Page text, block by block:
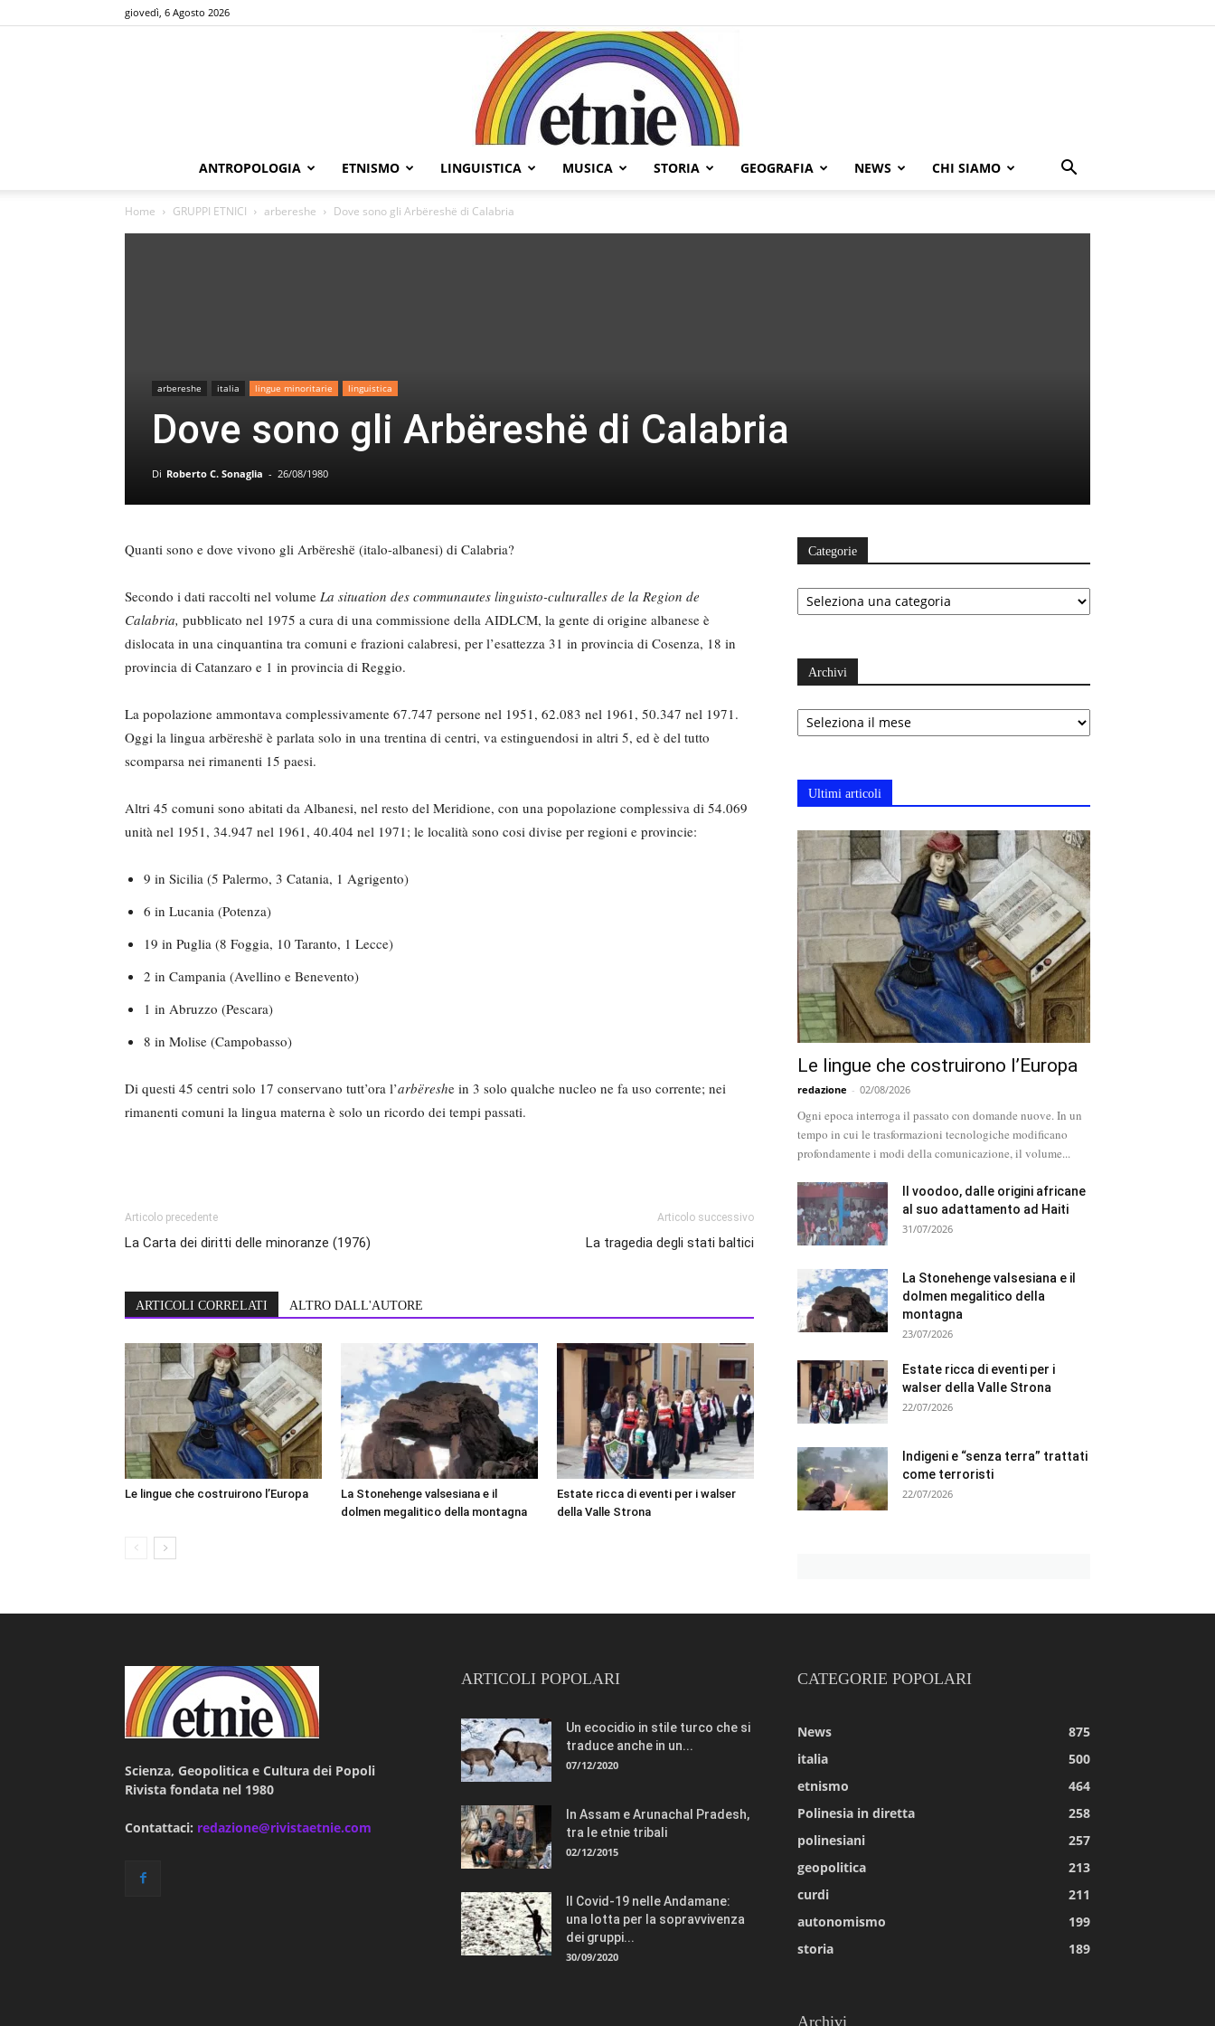
giovedì, 6 Agosto 2026
ANTROPOLOGIA ETNISMO LINGUISTICA MUSICA STORIA GEOGRAFIA NEWS CHI SIAMO
Home GRUPPI ETNICI arbereshe Dove sono gli Arbëreshë di Calabria
arbereshe italia lingue minoritarie linguistica
Dove sono gli Arbëreshë di Calabria
Di Roberto C. Sonaglia - 26/08/1980
Quanti sono e dove vivono gli Arbëreshë (italo-albanesi) di Ca­labria?
Secondo i dati raccolti nel volume La situation des communautes linguisto-culturalles de la Region de
Calabria, pubblicato nel 1975 a cura di una commissione della AIDLCM, la gente di origine al­banese è
dislocata in una cin­quantina tra comuni e frazioni calabresi, per l’esattezza 31 in provincia di Cosenza, 18 in
pro­vincia di Catanzaro e 1 in provin­cia di Reggio.
La popolazione ammontava complessivamente 67.747 persone nel 1951, 62.083 nel 1961, 50.347 nel 1971.
Oggi la lingua arbëreshë è parlata so­lo in una trentina di centri, va estinguendosi in altri 5, ed è del tutto
scomparsa nei rimanenti 15 paesi.
Altri 45 comuni sono abitati da Albanesi, nel resto del Meridio­ne, con una popolazione com­plessiva di 54.069
unità nel 1951, 34.947 nel 1961, 40.404 nel 1971; le località sono cosi divise per regioni e provincie:
9 in Sicilia (5 Palermo, 3 Cata­nia, 1 Agrigento)
6 in Lucania (Potenza)
19 in Puglia (8 Foggia, 10 Taran­to, 1 Lecce)
2 in Campania (Avellino e Benevento)
1 in Abruzzo (Pescara)
8 in Molise (Campobasso)
Di questi 45 centri solo 17 con­servano tutt’ora l’arbëreshe in 3 solo qualche nucleo ne fa uso corrente; nei
rimanenti comuni la lingua materna è solo un ri­cordo dei tempi passati.
Articolo precedente
La Carta dei diritti delle minoranze (1976)
Articolo successivo
La tragedia degli stati baltici
ARTICOLI CORRELATI ALTRO DALL'AUTORE
Le lingue che costruirono l’Europa
La Stonehenge valsesiana e il
dolmen megalitico della montagna
Estate ricca di eventi per i walser
della Valle Strona
Categorie
Categorie
Archivi
Archivi
Ultimi articoli
Le lingue che costruirono l’Europa
redazione - 02/08/2026
Ogni epoca interroga il passato con domande nuove. In un
tempo in cui le trasformazioni tecnologiche modificano
profondamente i modi della comunicazione, il volume...
Il voodoo, dalle origini africane
al suo adattamento ad Haiti
31/07/2026
La Stonehenge valsesiana e il
dolmen megalitico della
montagna
23/07/2026
Estate ricca di eventi per i
walser della Valle Strona
22/07/2026
Indigeni e “senza terra” trattati
come terroristi
22/07/2026
Scienza, Geopolitica e Cultura dei Popoli
Rivista fondata nel 1980
Contattaci: redazione@rivistaetnie.com
ARTICOLI POPOLARI
Un ecocidio in stile turco che si
traduce anche in un...
07/12/2020
In Assam e Arunachal Pradesh,
tra le etnie tribali
02/12/2015
Il Covid-19 nelle Andamane:
una lotta per la sopravvivenza
dei gruppi...
30/09/2020
CATEGORIE POPOLARI
News
875
italia
500
etnismo
464
Polinesia in diretta
258
polinesiani
257
geopolitica
213
curdi
211
autonomismo
199
storia
189
Archivi